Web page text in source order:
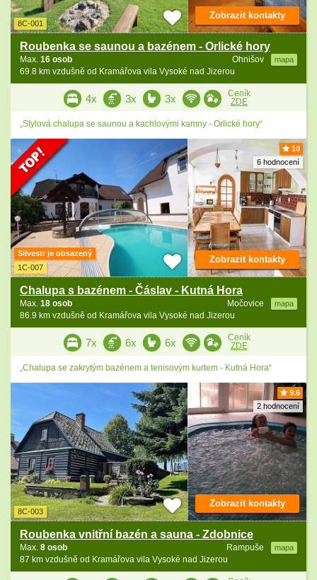
8C-001
Roubenka se saunou a bazénem - Orlické hory
Ohnišov mapa
Max. 16 osob
69.8 km vzdušně od Kramářova vila Vysoké nad Jizerou
Zobrazit kontakty
4x 3x 3x
Ceník
ZDE
„Stylová chalupa se saunou a kachlovými kamny - Orlické hory“
10
6 hodnocení
Silvestr je obsazený
1C-007
Chalupa s bazénem - Čáslav - Kutná Hora
Močovice mapa
Max. 18 osob
86.9 km vzdušně od Kramářova vila Vysoké nad Jizerou
Zobrazit kontakty
7x 6x 6x
Ceník
ZDE
„Chalupa se zakrytým bazénem a tenisovým kurtem - Kutná Hora“
9.6
2 hodnocení
8C-003
Roubenka vnitřní bazén a sauna - Zdobnice
Rampuše mapa
Max. 8 osob
87 km vzdušně od Kramářova vila Vysoké nad Jizerou
Zobrazit kontakty